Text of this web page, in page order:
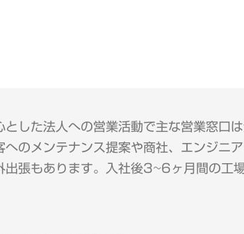
した法人への営業活動で主な営業窓口
のメンテナンス提案や商社、エンジニ
出張もあります。入社後3~6ヶ月間の工